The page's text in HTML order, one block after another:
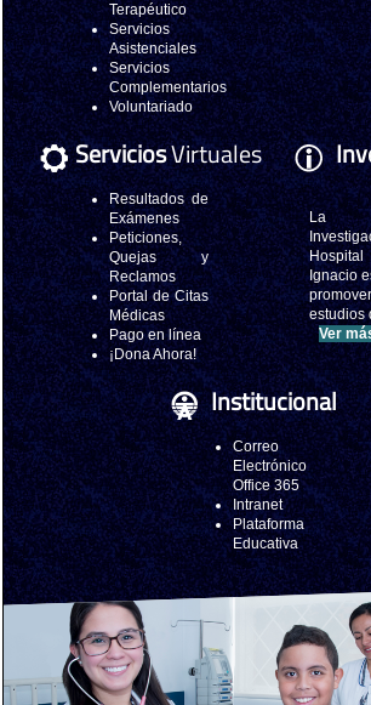
Terapéutico
Servicios
Asistenciales
Servicios
Complementarios
Voluntariado
ServiciosVirtuales
Resultados de
Exámenes
Peticiones,
Quejas y
Reclamos
Portal de Citas
Médicas
Pago en línea
¡Dona Ahora!
La
Hospital
Ignacio
estudios
Ver
Institucional
Correo
Electrónico
Office 365
Intranet
Plataforma
Educativa